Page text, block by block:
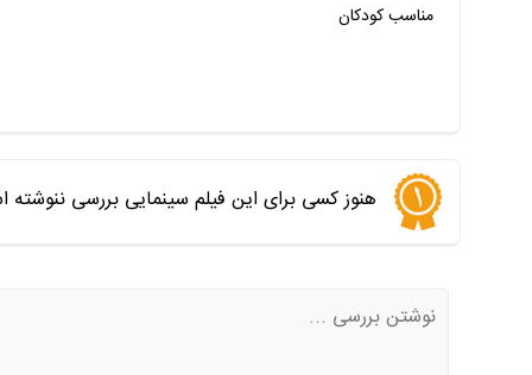
مناسب کودکان
هنوز کسی برای این فیلم سینمایی بررسی